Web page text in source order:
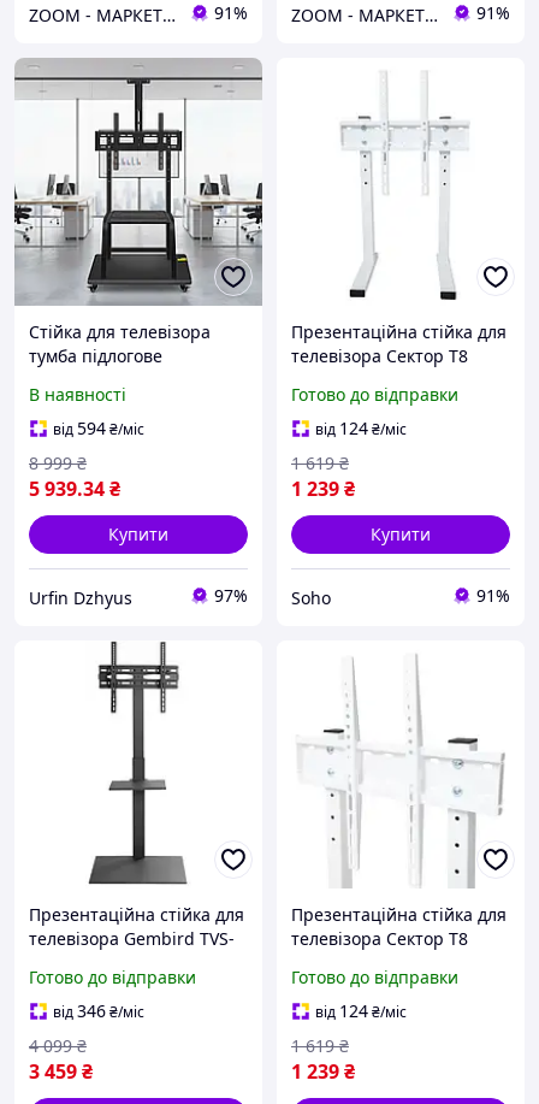
ZOOM - МАРКЕТ ЦИФРОВОЇ ТЕХНІКИ 91% ZOOM - МАРКЕТ ЦИФРОВОЇ ТЕХНІКИ 91%
Стійка для телевізора
тумба підлогове
CART 1500 / 8007 37"-100"
тримач для ТВ
В наявності
від594₴/міс
5 939.34₴
8 999 ₴
Купити
Urfin Dzhyus 97%
Презентаційна стійка для
телевізора Сектор T8
Готово до відправки
від 124₴/міс
1 239₴
1 619 ₴
Купити
Soho 91%
Презентаційна стійка для
телевізора Gembird TVS-
Готово до відправки
від346₴/міс
3 459₴
4 099 ₴
Презентаційна стійка для
телевізора Сектор T8
Готово до відправки
від 124₴/міс
1 239₴
1 619 ₴